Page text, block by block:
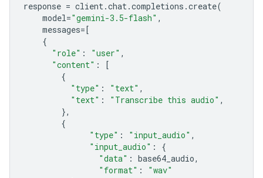
response = client.chat.completions .create(
model="gemini-3.5-flash" ,
messages=[
{
"role" : "user" ,
"content" :
[
{
"type" : "text" ,
"text" : "Transcribe this audio" ,
},
{
"type" : "input_audio" ,
"input_audio" :
{
"data" : base64_audio,
"format" :
"wav"